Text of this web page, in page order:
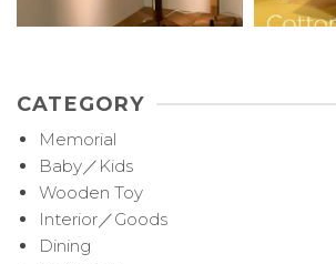
CATEGORY
Memorial
Baby／Kids
Wooden Toy
Interior／Goods
Dining